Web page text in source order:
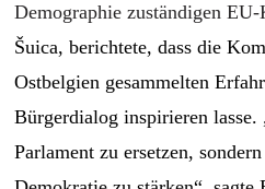
Demographie zuständigen
Šuica, berichtete, dass die
Ostbelgien gesammelten
Bürgerdialog inspirieren lasse.
Parlament zu ersetzen,